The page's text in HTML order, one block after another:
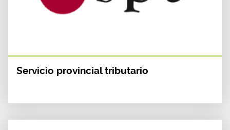
Servicio provincial tributario